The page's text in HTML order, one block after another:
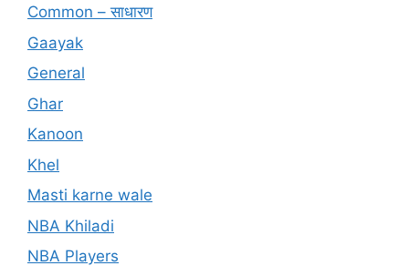
Common – साधारण
Gaayak
General
Ghar
Kanoon
Khel
Masti karne wale
NBA Khiladi
NBA Players